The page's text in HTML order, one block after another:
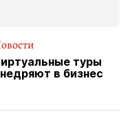
туры
в бизнес